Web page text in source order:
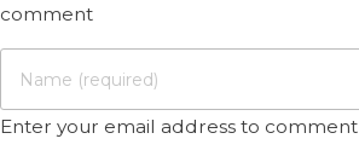
comment
Enter your email address to comment